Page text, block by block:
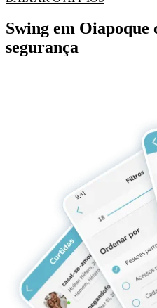
Swing em Oiapoque
segurança